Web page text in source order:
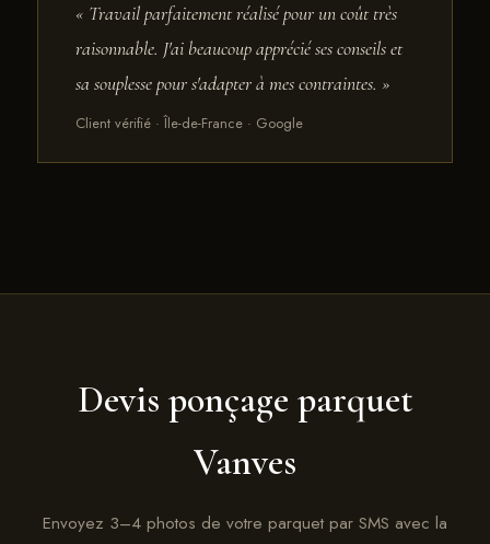
« Travail parfaitement réalisé pour un coût très
raisonnable. J'ai beaucoup apprécié ses conseils et
sa souplesse pour s'adapter à mes contraintes. »
Client vérifié · Île-de-France · Google
Devis ponçage parquet
Vanves
Envoyez 3–4 photos de votre parquet par SMS avec la